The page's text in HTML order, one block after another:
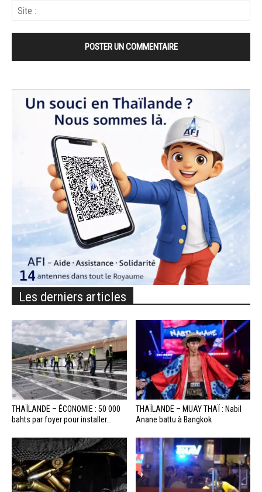
Les derniers articles
THAÏLANDE – ÉCONOMIE : 50 000
bahts par foyer pour installer...
THAÏLANDE – MUAY THAÏ : Nabil
Anane battu à Bangkok